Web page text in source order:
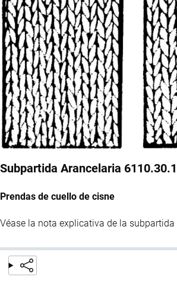
Subpartida Arancelaria
Prendas de cuello de cisne
Véase la nota explicativa de la subpartida